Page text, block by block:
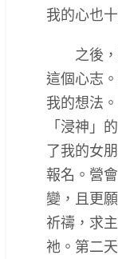
我的心也
之後，
這個心志
我的想法
「浸神」
了我的女
報名。營
變，且更
祈禱，求
祂。第二